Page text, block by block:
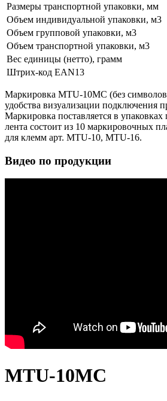
Размеры транспортной упаковки, мм
Объем индивидуальной упаковки, м3
Объем групповой упаковки, м3
Объем транспортной упаковки, м3
Вес единицы (нетто), грамм
Штрих-код EAN13
Маркировка MTU-10MC (без
удобства визуализации подключения
Маркировка поставляется в упаковках
лента состоит из 10 маркировочных
для клемм арт. MTU-10, MTU-16.
Видео по продукции
MTU-10MC